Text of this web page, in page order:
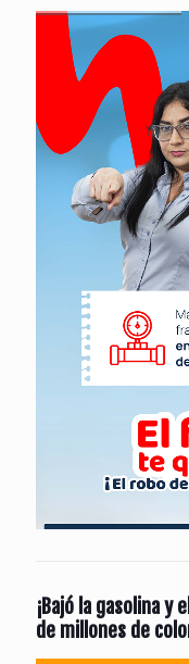
¡Bajó la gasolina y
de millones de